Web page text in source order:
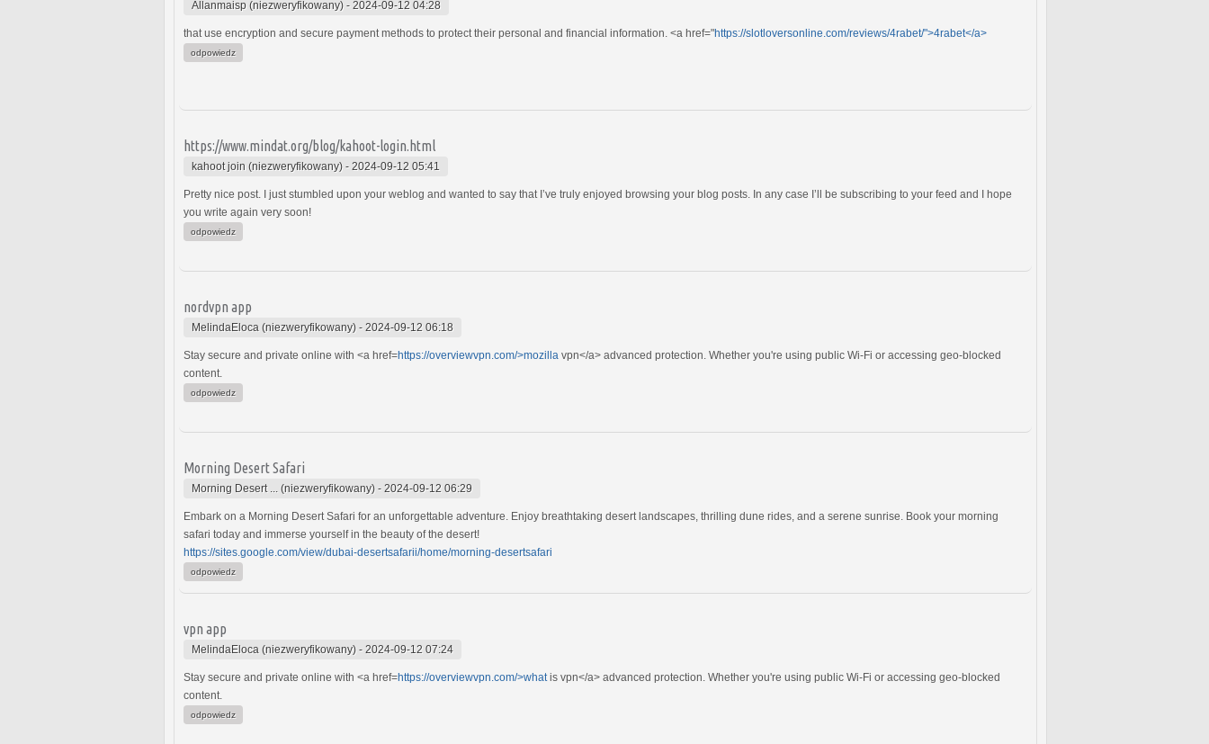
Allanmaisp (niezweryfikowany) - 2024-09-12 04:28
that use encryption and secure payment methods to protect their personal and financial information. <a href="https://slotloversonline.com/reviews/4rabet/">4rabet</a>
odpowiedz
https://www.mindat.org/blog/kahoot-login.html
kahoot join (niezweryfikowany) - 2024-09-12 05:41
Pretty nice post. I just stumbled upon your weblog and wanted to say that I’ve truly enjoyed browsing your blog posts. In any case I’ll be subscribing to your feed and I hope
you write again very soon!
odpowiedz
nordvpn app
MelindaEloca (niezweryfikowany) - 2024-09-12 06:18
Stay secure and private online with <a href=https://overviewvpn.com/>mozilla vpn</a> advanced protection. Whether you're using public Wi-Fi or accessing geo-blocked
content.
odpowiedz
Morning Desert Safari
Morning Desert ... (niezweryfikowany) - 2024-09-12 06:29
Embark on a Morning Desert Safari for an unforgettable adventure. Enjoy breathtaking desert landscapes, thrilling dune rides, and a serene sunrise. Book your morning
safari today and immerse yourself in the beauty of the desert!
https://sites.google.com/view/dubai-desertsafarii/home/morning-desertsafari
odpowiedz
vpn app
MelindaEloca (niezweryfikowany) - 2024-09-12 07:24
Stay secure and private online with <a href=https://overviewvpn.com/>what is vpn</a> advanced protection. Whether you're using public Wi-Fi or accessing geo-blocked
content.
odpowiedz